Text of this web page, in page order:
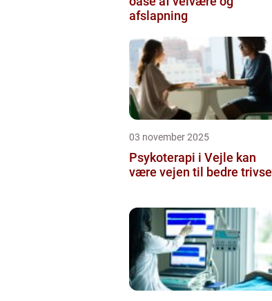
afslapning
03 november 2025
Psykoterapi i Vejle kan
være vejen til bedre trivsel